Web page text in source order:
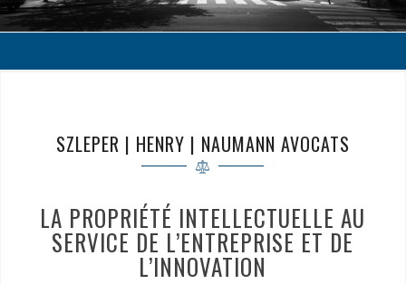
SZLEPER | HENRY | NAUMANN AVOCATS
LA PROPRIÉTÉ INTELLECTUELLE AU
SERVICE DE L’ENTREPRISE ET DE
L’INNOVATION